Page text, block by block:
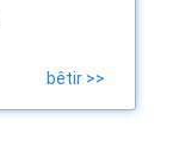
bêtir >>